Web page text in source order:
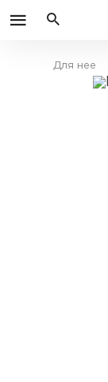
Для нее